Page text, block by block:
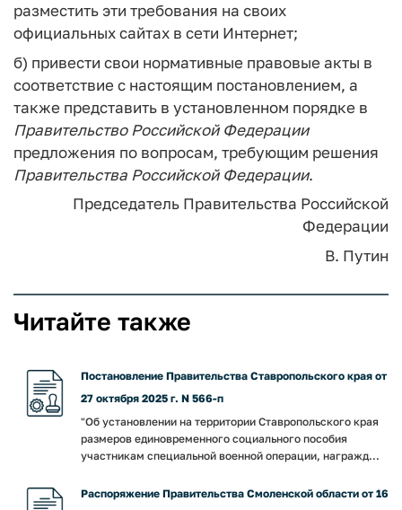
разместить эти требования на своих
официальных сайтах в сети Интернет;
б) привести свои нормативные правовые акты в
соответствие с настоящим постановлением, а
также представить в установленном порядке в
Правительство Российской Федерации
предложения по вопросам, требующим решения
Правительства Российской Федерации.
Председатель Правительства Российской
Федерации
В. Путин
Читайте также
Постановление Правительства Ставропольского края от
27 октября 2025 г. N 566-п
"Об установлении на территории Ставропольского края
размеров единовременного социального пособия
участникам специальной военной операции, награжд...
Распоряжение Правительства Смоленской области от 16